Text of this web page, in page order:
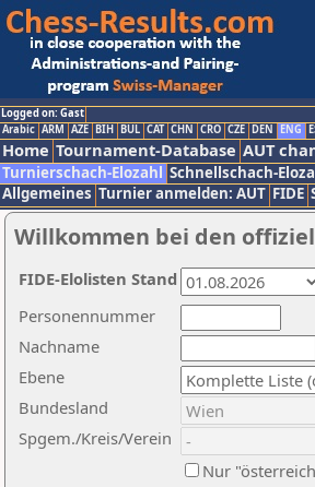
Logged on: Gast
Arabic ARM AZE BIH BUL CAT CHN CRO CZE DEN ENG
Home Tournament-Database AUT
Turnierschach-Elozahl Schnellschach-
Allgemeines Turnier anmelden: AUT FIDE
Willkommen bei den
Nachname
Ebene
Personennummer
Bundesland
Spgem./Kreis/Verein
Nur
FIDE-Elolisten Stand